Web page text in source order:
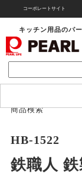
コーポレートサイト
キッチン用品のパ
商品検索
HB-1522
鉄職人